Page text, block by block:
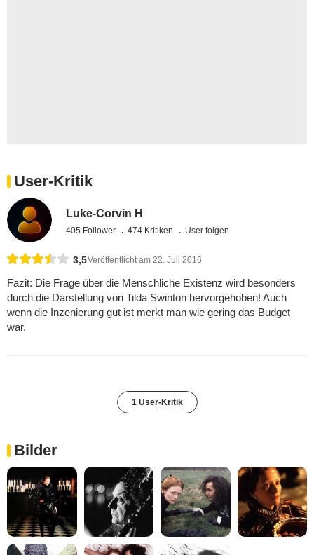
User-Kritik
Luke-Corvin H
405 Follower 474 Kritiken User folgen
3,5Veröffentlicht am 22. Juli 2016
Fazit: Die Frage über die Menschliche Existenz wird besonders
durch die Darstellung von Tilda Swinton hervorgehoben! Auch
wenn die Inzenierung gut ist merkt man wie gering das Budget
war.
1 User-Kritik
Bilder